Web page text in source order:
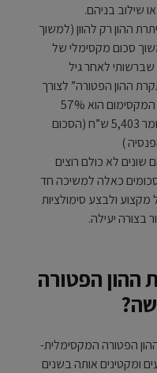
שילוב בניהם.
ההון רק להוון (למשוך
סכום מקסימלי של
שברשותי לאחר גיל
ההון הפטורה” לצורך
הגדלת הנטו מתלוש קצבת הפנסיה המקסימום הוא 57%
כפול קצבה מזכה 9,480 ש”ח – כלומר 5,403 ש”ח (הסכום
)
שונים לא כולם רוצים
כאלה למשיכה חד
ולבצע סימולציות
בצורה יעילה.
הפטורה
הפטורה המקסימלית-
ומקטינים אותה בשנים